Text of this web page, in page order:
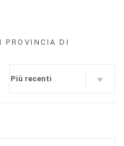
PROVINCIA DI